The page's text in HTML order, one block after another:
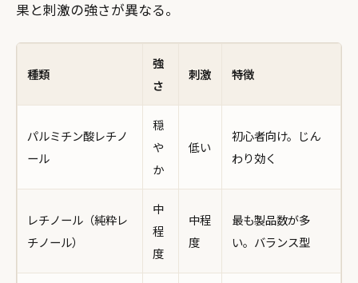
果と刺激の強さが異なる。
種類
強
さ
刺激 特徴
パルミチン酸レチノ
ール
穏
や
か
低い
初心者向け。じん
わり効く
レチノール（純粋レ
チノール）
中
程
度
中程
度
最も製品数が多
い。バランス型